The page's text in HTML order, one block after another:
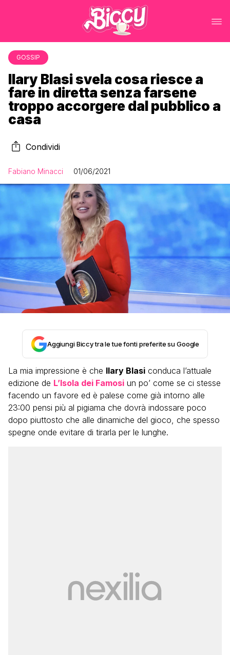
GOSSIP
Ilary Blasi svela cosa riesce a
fare in diretta senza farsene
troppo accorgere dal pubblico a
casa
Condividi
Fabiano Minacci 01/06/2021
Aggiungi Biccy tra le tue fonti preferite su Google
La mia impressione è che Ilary Blasi conduca l’attuale
edizione de L’Isola dei Famosi un po’ come se ci stesse
facendo un favore ed è palese come già intorno alle
23:00 pensi più al pigiama che dovrà indossare poco
dopo piuttosto che alle dinamiche del gioco, che spesso
spegne onde evitare di tirarla per le lunghe.